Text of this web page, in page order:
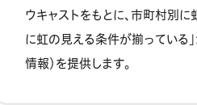
ウキャストをもとに、市町村別に
に虹の見える条件が揃っている
情報）を提供します。